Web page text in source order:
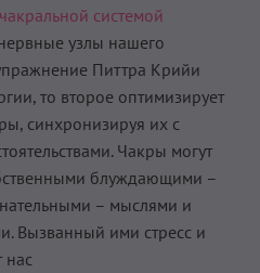
чакральной системой
узлы нашего
Питтра Крийи
то второе оптимизирует
синхронизируя их с
Чакры могут
блуждающими –
– мыслями и
Вызванный ими стресс и
нас